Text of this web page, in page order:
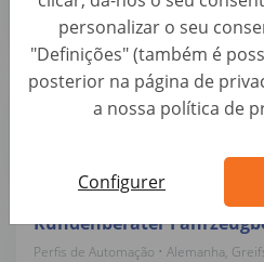
personalizar o seu
"Definições" (também é
posterior na página de
a nossa política de
Configurer
Autohero
Sachbearbeiter
(d/m/w)
Kundenberater
Perfis de Automação • Alemanha,